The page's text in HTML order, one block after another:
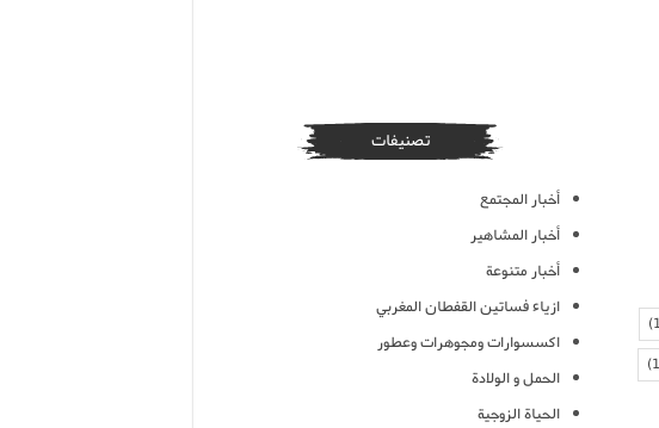
تصنيفات
أخبار المجتمع
أخبار المشاهير
أخبار متنوعة
ازياء فساتين القفطان المغربي
اكسسوارات ومجوهرات وعطور
الحمل و الولادة
الحياة الزوجية